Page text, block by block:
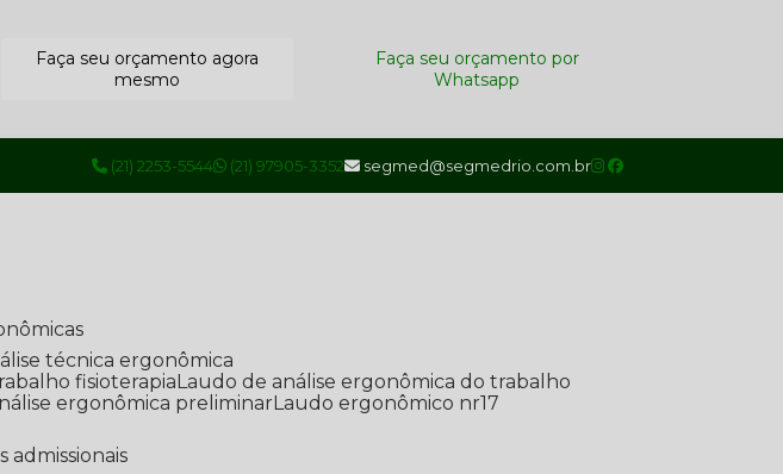
Faça seu orçamento agora
mesmo
Faça seu orçamento por
Whatsapp
(21) 2253-5544 (21) 97905-3352 segmed@segmedrio.com.br
técnica ergonômica
fisioterapia Laudo de análise ergonômica do trabalho
ergonômica preliminar Laudo ergonômico nr17
admissionais